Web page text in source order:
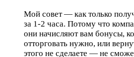
Мой совет — как только
за 1-2 часа. Потому что
они начисляют вам бонусы,
отторговать нужно, или
этого не сделаете — не